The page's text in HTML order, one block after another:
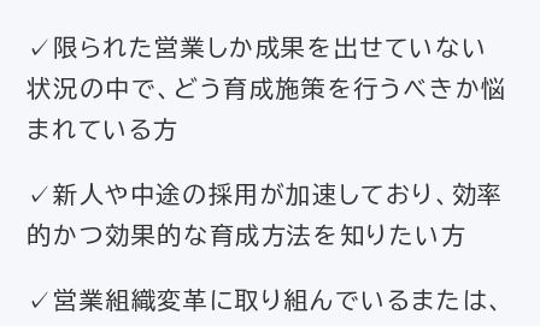
✓限られた営業しか成果を出せていない
状況の中で、どう育成施策を行うべきか悩
まれている方
✓新人や中途の採用が加速しており、効率
的かつ効果的な育成方法を知りたい方
✓営業組織変革に取り組んでいるまたは、